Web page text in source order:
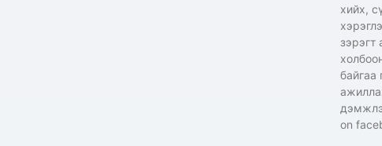
хийх,
зэрэгт
байгаа
on